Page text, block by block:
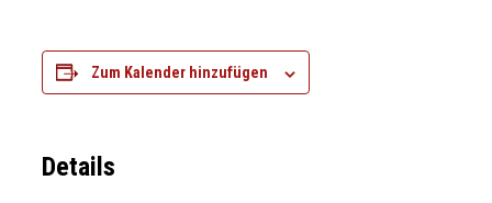
Zum Kalender hinzufügen
Details